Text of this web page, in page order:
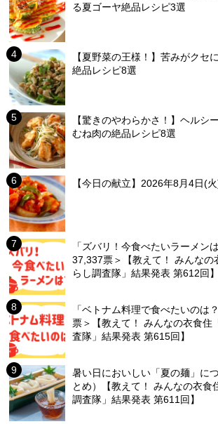
る夏ゴーヤ絶品レシピ3選
【夏野菜の王様！】苦みがクセ
絶品レシピ8選
【驚きのやわらかさ！】ヘルシ
むね肉の絶品レシピ8選
【今日の献立】2026年8月4日(火
「ズバリ！今食べたいラーメン
37,337票＞【教えて！ みんなの
らし調査隊」結果発表 第612回】
「ベトナム料理で食べたいのは
票＞【教えて！ みんなの衣食住
査隊」結果発表 第615回】
暑い日においしい「夏の麺」に
とめ）【教えて！ みんなの衣食
調査隊」結果発表 第611回】